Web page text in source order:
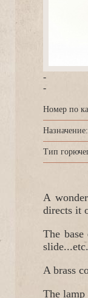
-
-
Номер по
Назначение:
Тип
A
directs it
The
A brass
The lamp